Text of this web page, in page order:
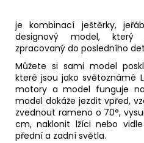
je kombinací ještěrky,
designový model,
zpracovaný do posledního
Můžete si sami model
které jsou jako světoznámé
motory a model funguje
model dokáže jezdit vpřed,
zvednout rameno o 70°,
cm, naklonit lžíci nebo
přední a zadní světla.